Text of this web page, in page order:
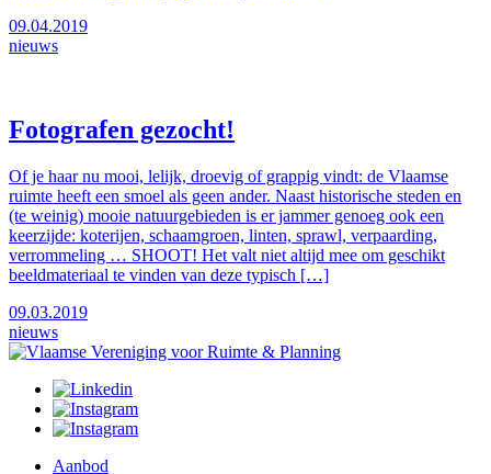
09.04.2019
nieuws
Fotografen gezocht!
Of je haar nu mooi, lelijk, droevig of grappig vindt: de Vlaamse
ruimte heeft een smoel als geen ander. Naast historische steden en
(te weinig) mooie natuurgebieden is er jammer genoeg ook een
keerzijde: koterijen, schaamgroen, linten, sprawl, verpaarding,
verrommeling … SHOOT! Het valt niet altijd mee om geschikt
beeldmateriaal te vinden van deze typisch […]
09.03.2019
nieuws
Aanbod